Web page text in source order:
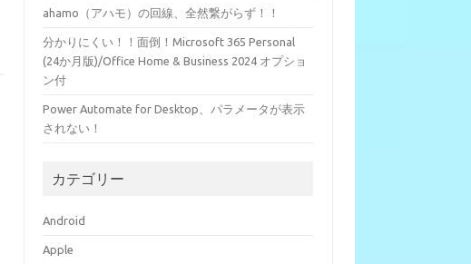
ahamo（アハモ）の回線、全然繋がらず！！
分かりにくい！！面倒！Microsoft 365 Personal
(24か月版)/Office Home & Business 2024 オプショ
ン付
Power Automate for Desktop、パラメータが表示
されない！
カテゴリー
Android
Apple